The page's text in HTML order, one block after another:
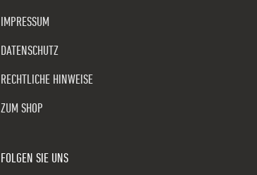
IMPRESSUM
DATENSCHUTZ
RECHTLICHE HINWEISE
ZUM SHOP
FOLGEN SIE UNS